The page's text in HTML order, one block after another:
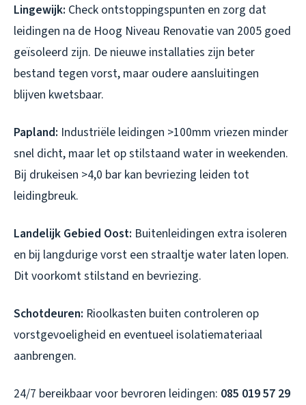
Lingewijk: Check ontstoppingspunten en zorg dat
leidingen na de Hoog Niveau Renovatie van 2005 goed
geïsoleerd zijn. De nieuwe installaties zijn beter
bestand tegen vorst, maar oudere aansluitingen
blijven kwetsbaar.
Papland: Industriële leidingen >100mm vriezen minder
snel dicht, maar let op stilstaand water in weekenden.
Bij drukeisen >4,0 bar kan bevriezing leiden tot
leidingbreuk.
Landelijk Gebied Oost: Buitenleidingen extra isoleren
en bij langdurige vorst een straaltje water laten lopen.
Dit voorkomt stilstand en bevriezing.
Schotdeuren: Rioolkasten buiten controleren op
vorstgevoeligheid en eventueel isolatiemateriaal
aanbrengen.
24/7 bereikbaar voor bevroren leidingen: 085 019 57 29